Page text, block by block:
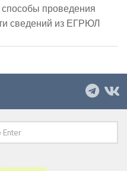
проведения
сведений из ЕГРЮЛ